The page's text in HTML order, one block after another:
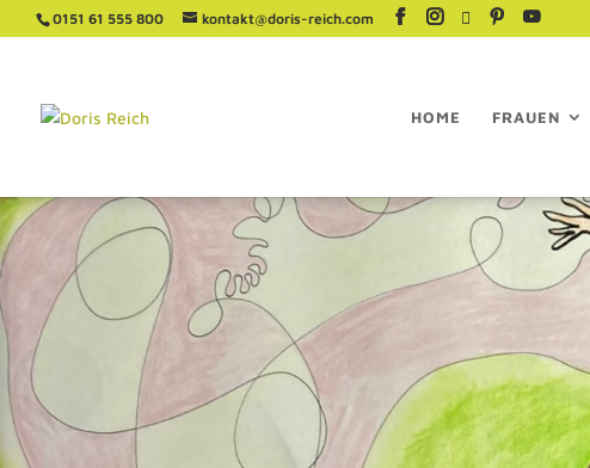
0151 61 555 800 kontakt@doris-reich.com
HOME FRAUEN